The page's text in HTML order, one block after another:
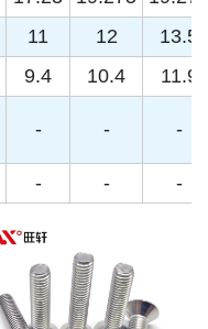
11 12
13.5
9.4 10.4
11.9
- - -
- - -